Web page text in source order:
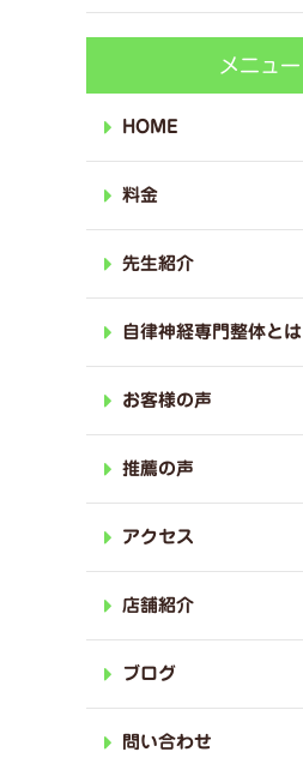
メニュー
HOME
料金
先生紹介
自律神経専門整体とは
お客様の声
推薦の声
アクセス
店舗紹介
ブログ
問い合わせ